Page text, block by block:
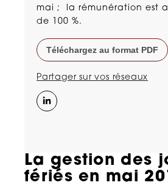
La gestion des
fériés en mai
mai ; la rémunération est
de 100 %.
Téléchargez au format PDF
Partager sur vos réseaux